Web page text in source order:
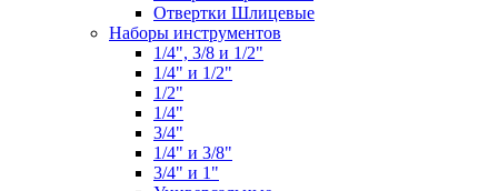
Отвертки Шлицевые
Наборы инструментов
1/4", 3/8 и 1/2"
1/4" и 1/2"
1/2"
1/4"
3/4"
1/4" и 3/8"
3/4" и 1"